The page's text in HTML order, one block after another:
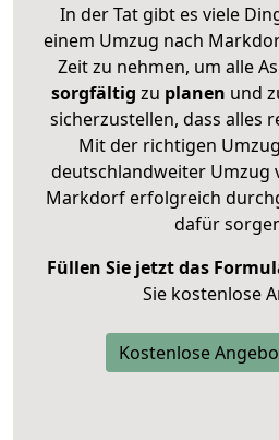
In der Tat gibt es viele
einem Umzug nach
Zeit zu nehmen, um alle
sorgfältig zu planen und
sicherzustellen, dass alles
Mit der richtigen
deutschlandweiter Umzug
Markdorf erfolgreich
dafür
Füllen Sie jetzt das
Sie kostenlose
Kostenlose